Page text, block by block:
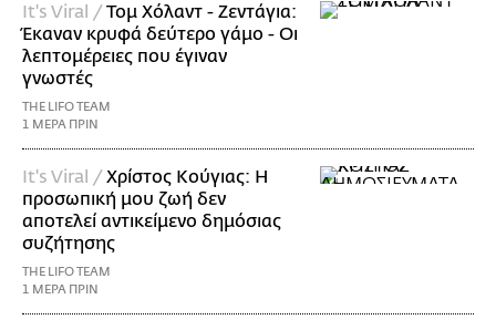
It's Viral /Τομ Χόλαντ - Ζεντάγια:
Έκαναν κρυφά δεύτερο γάμο - Οι
λεπτομέρειες που έγιναν
γνωστές
THE LIFO TEAM
1 ΜΕΡΑ ΠΡΙΝ
It's Viral /Χρίστος Κούγιας: Η
προσωπική μου ζωή δεν
αποτελεί αντικείμενο δημόσιας
συζήτησης
THE LIFO TEAM
1 ΜΕΡΑ ΠΡΙΝ